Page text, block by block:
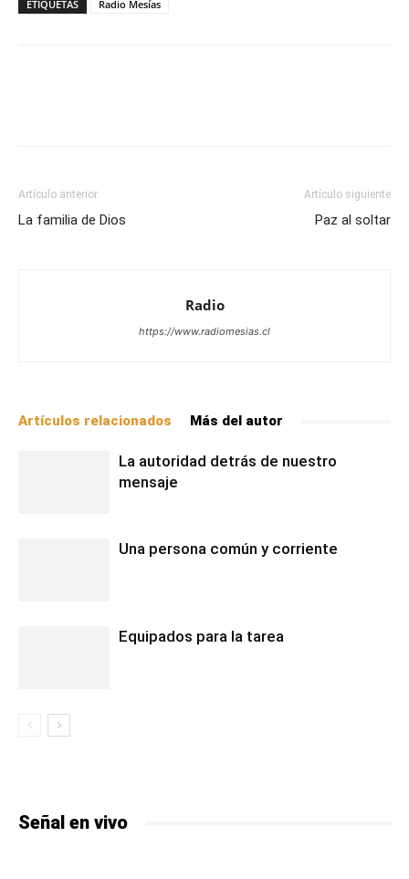
ETIQUETAS
Radio Mesías
Artículo anterior
La familia de Dios
Artículo siguiente
Paz al soltar
Radio
https://www.radiomesias.cl
Artículos relacionados Más del autor
La autoridad detrás de nuestro
mensaje
Una persona común y corriente
Equipados para la tarea
Señal en vivo